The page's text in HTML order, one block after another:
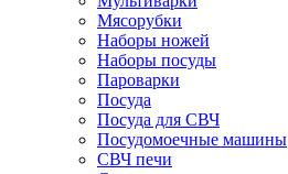
Мясорубки
Наборы ножей
Наборы посуды
Пароварки
Посуда
Посуда для СВЧ
Посудомоечные машины
СВЧ печи